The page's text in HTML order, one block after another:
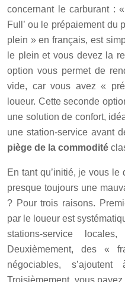
concernant le carburant :
Full’ ou le prépaiement du
plein » en français, est
le plein et vous devez la
option vous permet de
vide, car vous avez «
loueur. Cette seconde
une solution de confort,
une station-service avant
piège de la commodité
En tant qu’initié, je vous le
presque toujours une
? Pour trois raisons.
par le loueur est
stations-service
Deuxièmement, des «
négociables,